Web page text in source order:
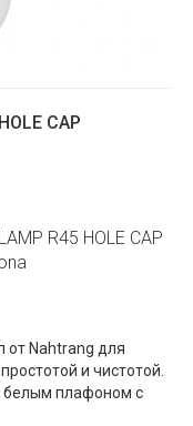
CAP
R45 HOLE CAP
от Nahtrang для
и чистотой.
белым плафоном с